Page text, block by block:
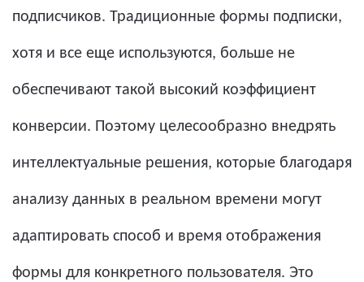
подписчиков. Традиционные формы подписки,
хотя и все еще используются, больше не
обеспечивают такой высокий коэффициент
конверсии. Поэтому целесообразно внедрять
интеллектуальные решения, которые благодаря
анализу данных в реальном времени могут
адаптировать способ и время отображения
формы для конкретного пользователя. Это